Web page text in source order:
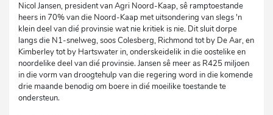
Nicol Jansen, president van Agri Noord-Kaap, sê ramptoestande
heers in 70% van die Noord-Kaap met uitsondering van slegs 'n
klein deel van dié provinsie wat nie kritiek is nie. Dit sluit dorpe
langs die N1-snelweg, soos Colesberg, Richmond tot by De Aar, en
Kimberley tot by Hartswater in, onderskeidelik in die oostelike en
noordelike deel van dié provinsie. Jansen sê meer as R425 miljoen
in die vorm van droogtehulp van die regering word in die komende
drie maande benodig om boere in dié moeilike toestande te
ondersteun.